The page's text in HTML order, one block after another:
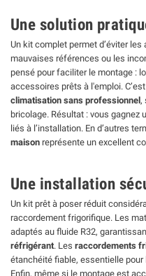
Une solution
Un kit complet permet d’éviter
mauvaises références ou les
pensé pour faciliter le montage :
accessoires prêts à l'emploi.
climatisation sans professionnel,
bricolage. Résultat : vous gagnez
liés à l’installation. En d’autres
maison représente un excellent
Une installation
Un kit prêt à poser réduit
raccordement frigorifique. Les
adaptés au fluide R32,
réfrigérant. Les raccordements
étanchéité fiable, essentielle
Enfin, même si le montage est